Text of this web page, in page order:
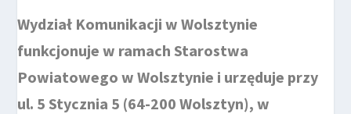
Wydział Komunikacji w Wolsztynie
funkcjonuje w ramach Starostwa
Powiatowego w Wolsztynie i urzęduje przy
ul. 5 Stycznia 5 (64-200 Wolsztyn), w